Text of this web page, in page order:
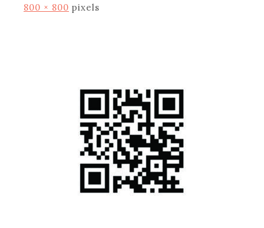
800 × 800 pixels